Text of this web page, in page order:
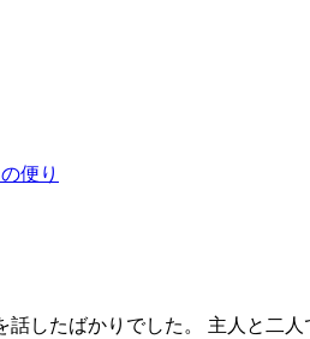
便り
話したばかりでした。 主人と二